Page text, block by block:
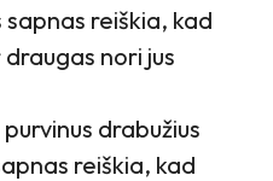
reiškia, kad
nori jus
drabužius
reiškia, kad